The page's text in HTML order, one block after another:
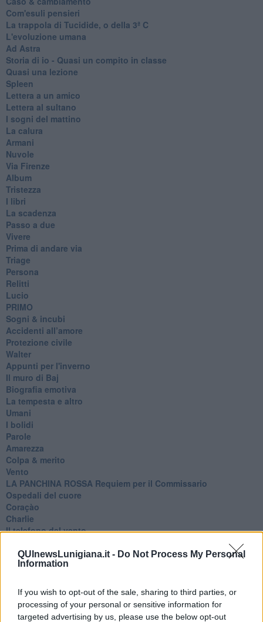
QUInewsLunigiana.it - Do Not Process My Personal
Information
If you wish to opt-out of the sale, sharing to third parties, or
processing of your personal or sensitive information for
targeted advertising by us, please use the below opt-out
Com'esuli pensieri
La trappola di Tucidide, o della 3ª C
L'evoluzione umana
Ad Astra
Storia di io - Quasi un compito in classe
Quasi una lezione
Spleen
Lettera a un amico
Lettera al sultano
I sogni del mattino
La calura
Armani
Nuvole
Via Firenze
Album
Tristezza
I libri
La scadenza
Passo a due
Vivere
Prima di andare via
Triage
Persona
Relitti
Lucio
PRIMO
Sogni & incubi
Accidenti all’amore
Protezione civile
Walter
Appunti per l'inverno
Il muro di Baj
Biografia emotiva
La tempesta e altro
Umani
I bolidi
Parole
Amarezza
Colpa & merito
Vento
​LA PANCHINA ROSSA Requiem per il Commissario
Ospedali del cuore
Coraçào
Charlie
Il telefono del vento
Poeta
​La colpa - Memorie del commissario
Gracias a la vida
Somnium
Fly me to the moon